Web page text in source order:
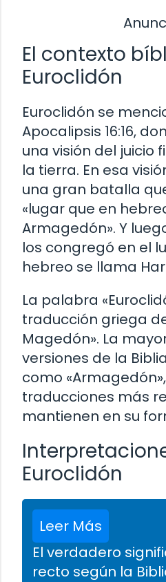
El contexto
Euroclidón
Euroclidón se
Apocalipsis 16:16,
una visión del juicio
la tierra. En esa
una gran batalla
«lugar que en
Armagedón». Y
los congregó en el
hebreo se llama
La palabra
traducción griega
Magedón». La
versiones de la
como
traducciones más
mantienen en su
Euroclidón
Leer Más
El verdadero
recto según la